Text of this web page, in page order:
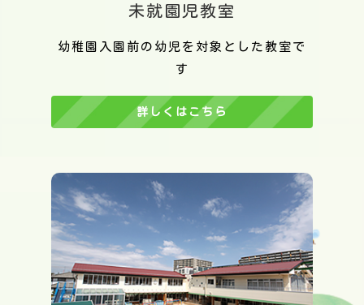
未就園児教室
幼稚園入園前の幼児を対象とした教室で
す
詳しくはこちら